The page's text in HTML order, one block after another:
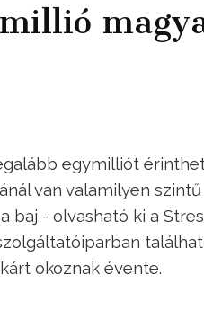
egymilliót
van valamilyen
baj - olvasható ki a
okoznak évente.